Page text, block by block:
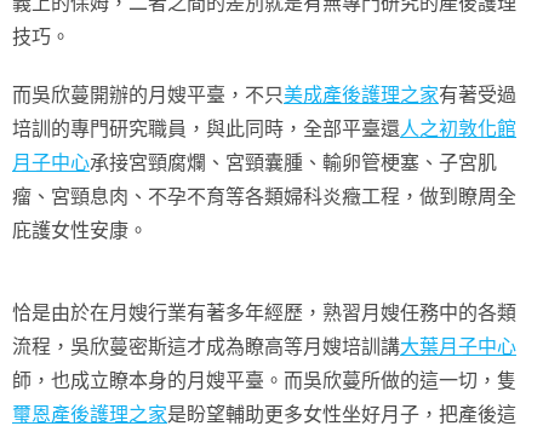
技巧。
而吳欣蔓開辦的月嫂平臺，不只美成產後護理之家有著受過
培訓的專門研究職員，與此同時，全部平臺還人之初敦化館
月子中心承接宮頸腐爛、宮頸囊腫、輸卵管梗塞、子宮肌
瘤、宮頸息肉、不孕不育等各類婦科炎癥工程，做到瞭周全
庇護女性安康。
恰是由於在月嫂行業有著多年經歷，熟習月嫂任務中的各類
流程，吳欣蔓密斯這才成為瞭高等月嫂培訓講大葉月子中心
師，也成立瞭本身的月嫂平臺。而吳欣蔓所做的這一切，隻
璽恩產後護理之家是盼望輔助更多女性坐好月子，把產後這